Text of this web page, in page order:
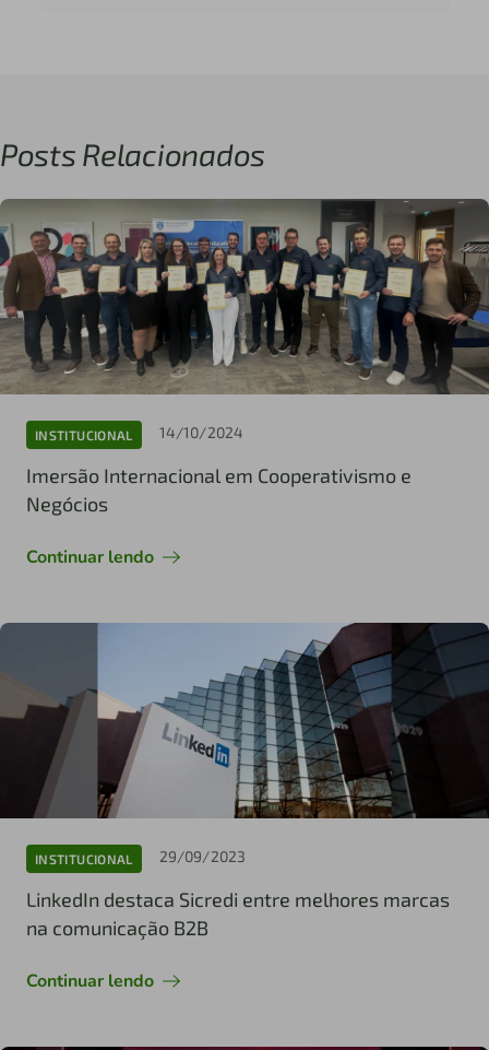
Posts Relacionados
INSTITUCIONAL 14/10/2024
Imersão Internacional em Cooperativismo e
Negócios
Continuar lendo
INSTITUCIONAL 29/09/2023
LinkedIn destaca Sicredi entre melhores marcas
na comunicação B2B
Continuar lendo